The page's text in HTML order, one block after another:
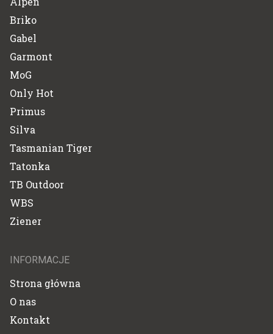
Briko
Gabel
Garmont
MoG
Only Hot
Primus
Silva
Tasmanian Tiger
Tatonka
TB Outdoor
WBS
Ziener
INFORMACJE
Strona główna
O nas
Kontakt